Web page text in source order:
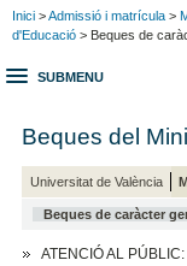
Inici >Admissió i matrícula >
d'Educació > Beques de
SUBMENU
Beques del
Universitat de València
Beques de caràcter
ATENCIÓ AL